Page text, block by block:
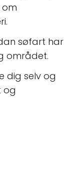
søfart har
området.
dig selv og
og